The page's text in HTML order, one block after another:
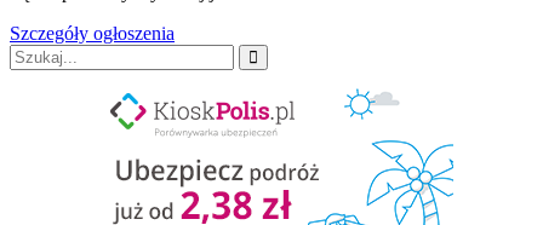
Szczegóły ogłoszenia